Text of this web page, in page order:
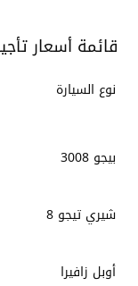
قائمة أسعار
نوع السيارة
بيجو 3008
شيري تيجو 8
أوبل زافيرا